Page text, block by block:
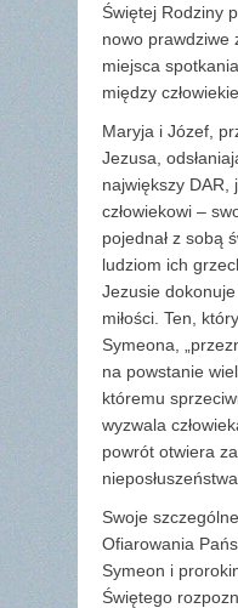
Świętej Rodziny
nowo prawdziwe
miejsca
między
Maryja i Józef,
Jezusa,
największy DAR,
człowiekowi –
pojednał z sobą
ludziom ich
Jezusie
miłości. Ten,
Symeona,
na powstanie
któremu
wyzwala
powrót otwiera
Swoje
Ofiarowania
Symeon i
Świętego